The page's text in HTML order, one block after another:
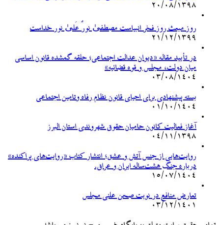
۲۰/۰۸/۱۳۹۸
روز مبعث روز فخر انبیاست مصطفیٰ نورٌ عَلیٰ نور خداست
۲۱/۱۲/۱۳۹۹
در تأیید مقاله «دیوان عدالت اجتماعی؛ حلقه گمشده قانون اساسی
میان دولت، مجلس و قوه قضائیه»
۰۳/۰۸/۱۴۰۴
بسته پیشنهادی برای احیای قانون نظام رفاه وتامین اجتماعی
۰۱/۱۰/۱۴۰۴
آغاز فعالیت کانون حامیان حقوق شهروندی استان البرز
۰۴/۱۱/۱۳۹۸
روایت‌هایی از جنس آتش و عشق؛ انتشار کتاب «روایت‌های پراکنده»
درباره جنگ هشت‌ساله ایران و عراق.
۱۵/۰۷/۱۴۰۴
تعارض منافع در نوبت صحن علنی مجلس
۰۳/۱۲/۱۴۰۱